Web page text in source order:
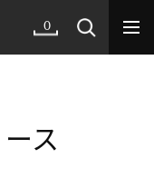
0
ス